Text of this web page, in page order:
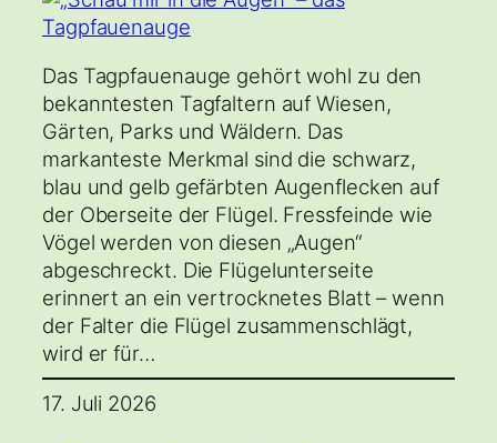
Das Tagpfauenauge gehört wohl zu den
bekanntesten Tagfaltern auf Wiesen,
Gärten, Parks und Wäldern. Das
markanteste Merkmal sind die schwarz,
blau und gelb gefärbten Augenflecken auf
der Oberseite der Flügel. Fressfeinde wie
Vögel werden von diesen „Augen“
abgeschreckt. Die Flügelunterseite
erinnert an ein vertrocknetes Blatt – wenn
der Falter die Flügel zusammenschlägt,
wird er für…
17. Juli 2026